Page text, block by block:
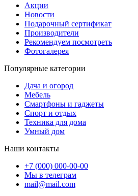
Акции
Новости
Подарочный сертификат
Производители
Рекомендуем посмотреть
Фотогалерея
Популярные категории
Дача и огород
Мебель
Смартфоны и гаджеты
Спорт и отдых
Техника для дома
Умный дом
Наши контакты
+7 (000) 000-00-00
Мы в телеграм
mail@mail.com